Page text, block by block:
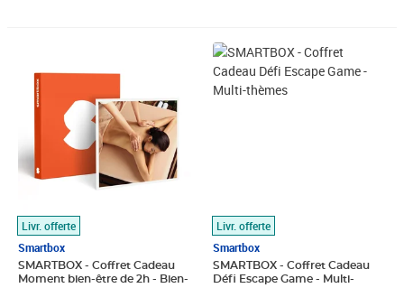
Livr. offerte
Smartbox
SMARTBOX - Coffret Cadeau
Moment bien-être de 2h - Bien-
Livr. offerte
Smartbox
SMARTBOX - Coffret Cadeau
Défi Escape Game - Multi-
Prix barré 83,25€ HT
Prix 72,43€ HT